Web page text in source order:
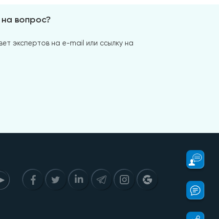
вопрос?
экспертов на e-mail или ссылку на